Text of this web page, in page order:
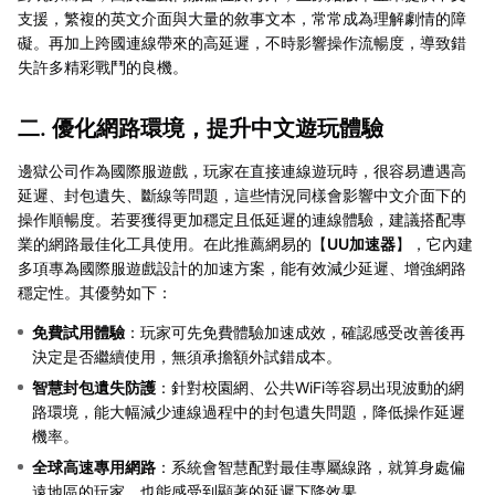
支援，繁複的英文介面與大量的敘事文本，常常成為理解劇情的障
礙。再加上跨國連線帶來的高延遲，不時影響操作流暢度，導致錯
失許多精彩戰鬥的良機。
二. 優化網路環境，提升中文遊玩體驗
邊獄公司作為國際服遊戲，玩家在直接連線遊玩時，很容易遭遇高
延遲、封包遺失、斷線等問題，這些情況同樣會影響中文介面下的
操作順暢度。若要獲得更加穩定且低延遲的連線體驗，建議搭配專
業的網路最佳化工具使用。在此推薦網易的【UU加速器】，它內建
多項專為國際服遊戲設計的加速方案，能有效減少延遲、增強網路
穩定性。其優勢如下：
免費試用體驗 ：玩家可先免費體驗加速成效，確認感受改善後再
決定是否繼續使用，無須承擔額外試錯成本。
智慧封包遺失防護 ：針對校園網、公共WiFi等容易出現波動的網
路環境，能大幅減少連線過程中的封包遺失問題，降低操作延遲
機率。
全球高速專用網路 ：系統會智慧配對最佳專屬線路，就算身處偏
遠地區的玩家，也能感受到顯著的延遲下降效果。